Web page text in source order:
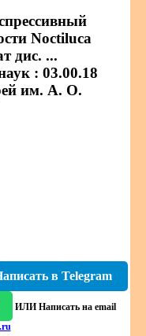
Noctiluca
дис. ...
: 03.00.18
им. А. О.
в Telegram
ИЛИ Написать на email